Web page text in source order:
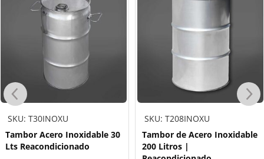
SKU: T30INOXU
Tambor Acero Inoxidable 30
Lts Reacondicionado
SKU: T208INOXU
Tambor de Acero Inoxidable
200 Litros |